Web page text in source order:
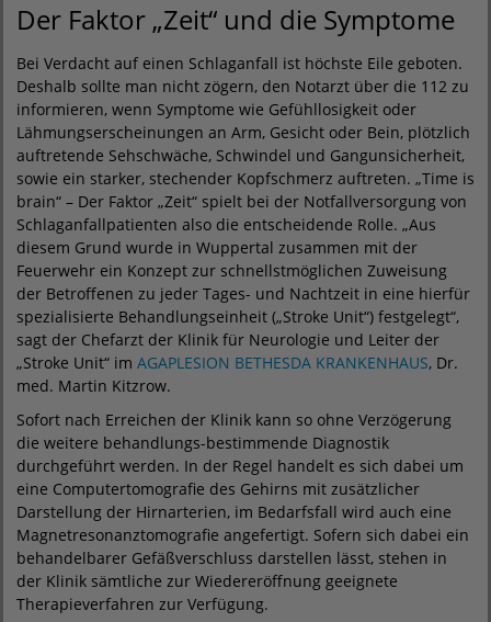
Der Faktor „Zeit“ und die Symptome
Bei Verdacht auf einen Schlaganfall ist höchste Eile geboten.
Deshalb sollte man nicht zögern, den Notarzt über die 112 zu
informieren, wenn Symptome wie Gefühllosigkeit oder
Lähmungserscheinungen an Arm, Gesicht oder Bein, plötzlich
auftretende Sehschwäche, Schwindel und Gangunsicherheit,
sowie ein starker, stechender Kopfschmerz auftreten. „Time is
brain“ – Der Faktor „Zeit“ spielt bei der Notfallversorgung von
Schlaganfallpatienten also die entscheidende Rolle. „Aus
diesem Grund wurde in Wuppertal zusammen mit der
Feuerwehr ein Konzept zur schnellstmöglichen Zuweisung
der Betroffenen zu jeder Tages- und Nachtzeit in eine hierfür
spezialisierte Behandlungseinheit („Stroke Unit“) festgelegt“,
sagt der Chefarzt der Klinik für Neurologie und Leiter der
„Stroke Unit“ im AGAPLESION BETHESDA KRANKENHAUS, Dr.
med. Martin Kitzrow.
Sofort nach Erreichen der Klinik kann so ohne Verzögerung
die weitere behandlungs-bestimmende Diagnostik
durchgeführt werden. In der Regel handelt es sich dabei um
eine Computertomografie des Gehirns mit zusätzlicher
Darstellung der Hirnarterien, im Bedarfsfall wird auch eine
Magnetresonanztomografie angefertigt. Sofern sich dabei ein
behandelbarer Gefäßverschluss darstellen lässt, stehen in
der Klinik sämtliche zur Wiedereröffnung geeignete
Therapieverfahren zur Verfügung.